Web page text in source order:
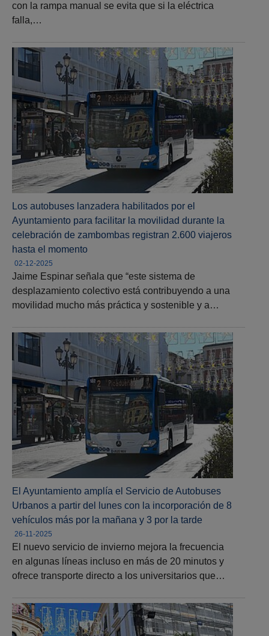
con la rampa manual se evita que si la eléctrica
falla,…
Los autobuses lanzadera habilitados por el
Ayuntamiento para facilitar la movilidad durante la
celebración de zambombas registran 2.600 viajeros
hasta el momento
02-12-2025
Jaime Espinar señala que “este sistema de
desplazamiento colectivo está contribuyendo a una
movilidad mucho más práctica y sostenible y a…
El Ayuntamiento amplía el Servicio de Autobuses
Urbanos a partir del lunes con la incorporación de 8
vehículos más por la mañana y 3 por la tarde
26-11-2025
El nuevo servicio de invierno mejora la frecuencia
en algunas líneas incluso en más de 20 minutos y
ofrece transporte directo a los universitarios que…